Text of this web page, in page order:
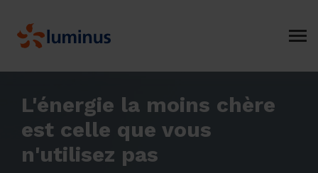
L'énergie la moins chère
est celle que vous
n'utilisez pas